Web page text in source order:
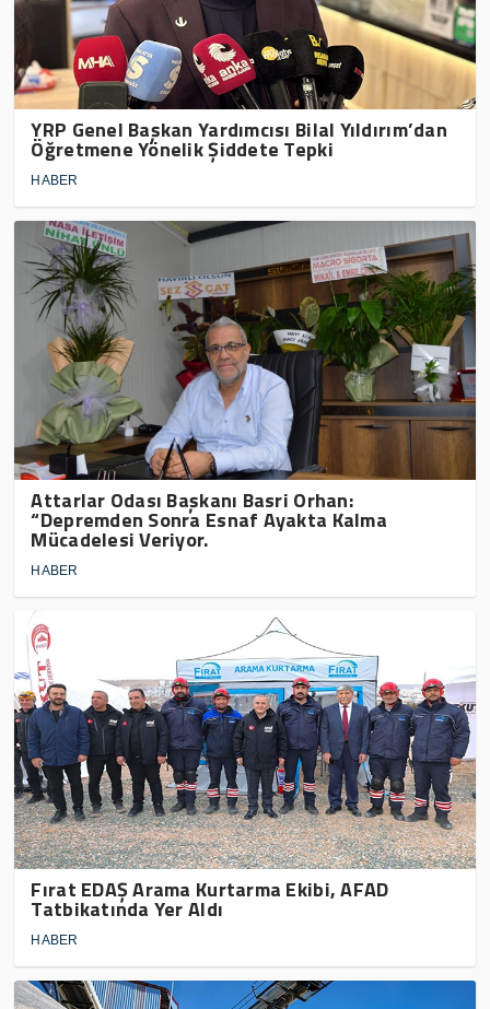
YRP Genel Başkan Yardımcısı Bilal Yıldırım’dan
Öğretmene Yönelik Şiddete Tepki
HABER
Attarlar Odası Başkanı Basri Orhan:
“Depremden Sonra Esnaf Ayakta Kalma
Mücadelesi Veriyor.
HABER
Fırat EDAŞ Arama Kurtarma Ekibi, AFAD
Tatbikatında Yer Aldı
HABER